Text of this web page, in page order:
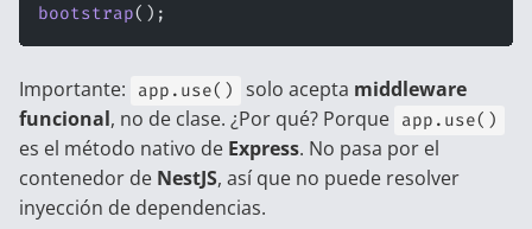
bootstrap();
Importante: app.use() solo acepta middleware
funcional, no de clase. ¿Por qué? Porque app.use()
es el método nativo de Express. No pasa por el
contenedor de NestJS, así que no puede resolver
inyección de dependencias.